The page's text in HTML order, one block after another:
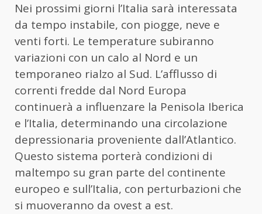
Nei prossimi giorni l’Italia sarà interessata
da tempo instabile, con piogge, neve e
venti forti. Le temperature subiranno
variazioni con un calo al Nord e un
temporaneo rialzo al Sud. L’afflusso di
correnti fredde dal Nord Europa
continuerà a influenzare la Penisola Iberica
e l’Italia, determinando una circolazione
depressionaria proveniente dall’Atlantico.
Questo sistema porterà condizioni di
maltempo su gran parte del continente
europeo e sull’Italia, con perturbazioni che
si muoveranno da ovest a est.